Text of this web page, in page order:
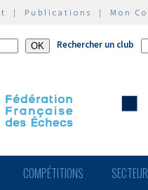
| Publications | Mon
Rechercher un club
COMPÉTITIONS